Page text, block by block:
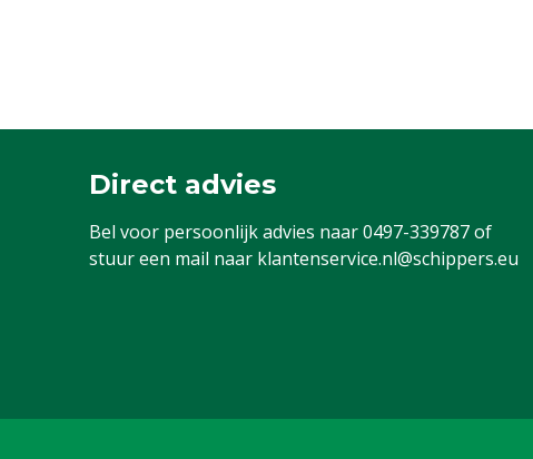
Direct advies
Bel voor persoonlijk advies naar0497-339787of
stuur een mail naar klantenservice.nl@schippers.eu